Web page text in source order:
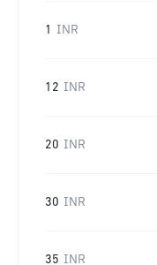
1 INR
12 INR
20 INR
30 INR
35 INR